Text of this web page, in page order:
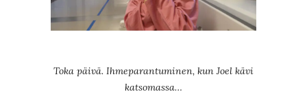
Toka päivä. Ihmeparantuminen, kun Joel kävi
katsomassa…